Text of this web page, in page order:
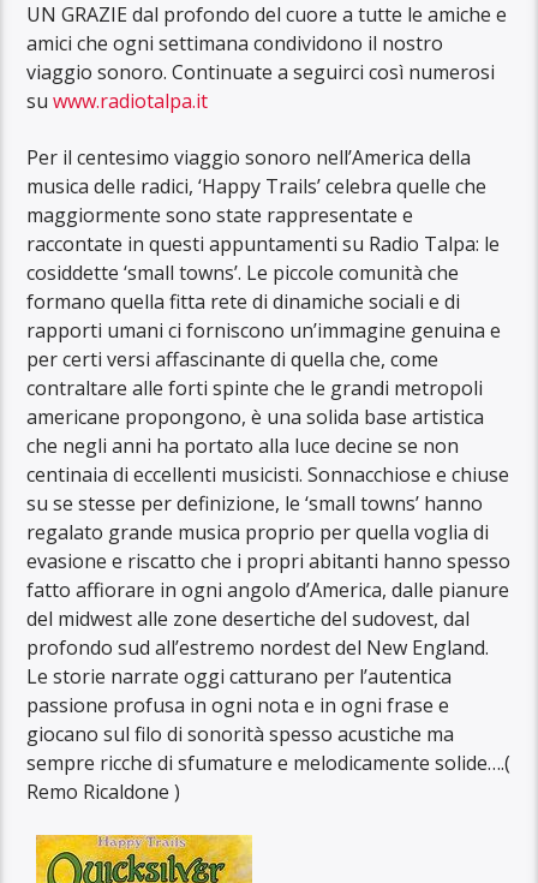
UN GRAZIE dal profondo del cuore a tutte le amiche e
amici che ogni settimana condividono il nostro
viaggio sonoro. Continuate a seguirci così numerosi
suwww.radiotalpa.it
Per il centesimo viaggio sonoro nell’America della
musica delle radici, ‘Happy Trails’ celebra quelle che
maggiormente sono state rappresentate e
raccontate in questi appuntamenti su Radio Talpa: le
cosiddette ‘small towns’. Le piccole comunità che
formano quella fitta rete di dinamiche sociali e di
rapporti umani ci forniscono un’immagine genuina e
per certi versi affascinante di quella che, come
contraltare alle forti spinte che le grandi metropoli
americane propongono, è una solida base artistica
che negli anni ha portato alla luce decine se non
centinaia di eccellenti musicisti. Sonnacchiose e chiuse
su se stesse per definizione, le ‘small towns’ hanno
regalato grande musica proprio per quella voglia di
evasione e riscatto che i propri abitanti hanno spesso
fatto affiorare in ogni angolo d’America, dalle pianure
del midwest alle zone desertiche del sudovest, dal
profondo sud all’estremo nordest del New England.
Le storie narrate oggi catturano per l’autentica
passione profusa in ogni nota e in ogni frase e
giocano sul filo di sonorità spesso acustiche ma
sempre ricche di sfumature e melodicamente solide….(
Remo Ricaldone )